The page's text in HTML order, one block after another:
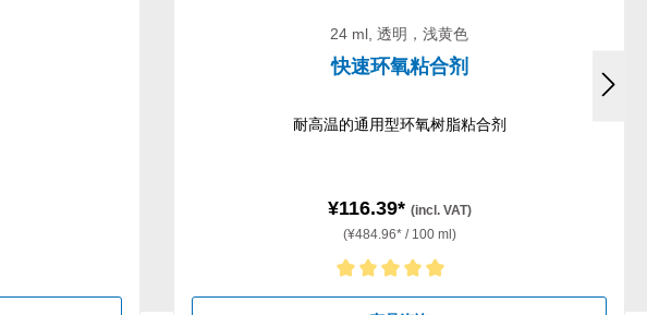
24 ml, 透明，浅黄色
快速环氧粘合剂
耐高温的通用型环氧树脂粘合剂
¥116.39* (incl. VAT)
(¥484.96* / 100 ml)
Average rating of 5 out of 5 stars